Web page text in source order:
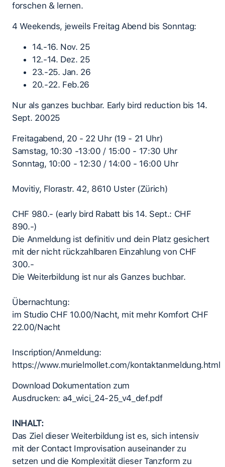
forschen & lernen.
4 Weekends, jeweils Freitag Abend bis Sonntag:
14.-16. Nov. 25
12.-14. Dez. 25
23.-25. Jan. 26
20.-22. Feb.26
Nur als ganzes buchbar. Early bird reduction bis 14.
Sept. 20025
Freitagabend, 20 - 22 Uhr (19 - 21 Uhr)
Samstag, 10:30 -13:00 / 15:00 - 17:30 Uhr
Sonntag, 10:00 - 12:30 / 14:00 - 16:00 Uhr
Movitiy, Florastr. 42, 8610 Uster (Zürich)
CHF 980.- (early bird Rabatt bis 14. Sept.: CHF
890.-)
Die Anmeldung ist definitiv und dein Platz gesichert
mit der nicht rückzahlbaren Einzahlung von CHF
300.-
Die Weiterbildung ist nur als Ganzes buchbar.
Übernachtung:
im Studio CHF 10.00/Nacht, mit mehr Komfort CHF
22.00/Nacht
Inscription/Anmeldung:
https://www.murielmollet.com/kontaktanmeldung.html
Download Dokumentation zum
Ausdrucken: a4_wici_24-25_v4_def.pdf​​
INHALT:
Das Ziel dieser Weiterbildung ist es, sich intensiv
mit der Contact Improvisation auseinander zu
setzen und die Komplexität dieser Tanzform zu